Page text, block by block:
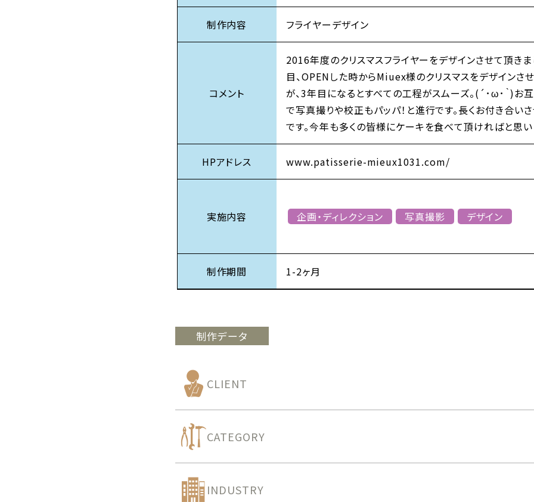
制作内容 フライヤーデザイン
コメント
2016年度のクリスマスフライヤーをデザインさせて頂きま
目、OPENした時からMiuex様のクリスマスをデザインさ
が、3年目になるとすべての工程がスムーズ。(´･ω･｀)お
で写真撮りや校正もパッパ！と進行です。長くお付き合い
です。今年も多くの皆様にケーキを食べて頂ければと
HPアドレス www.patisserie-mieux1031.com/
実施内容 企画・ディレクション 写真撮影 デザイン
制作期間 1-2ヶ月
制作データ
CLIENT
CATEGORY
INDUSTRY